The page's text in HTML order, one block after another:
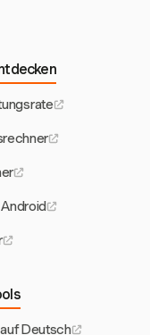
Deutsch